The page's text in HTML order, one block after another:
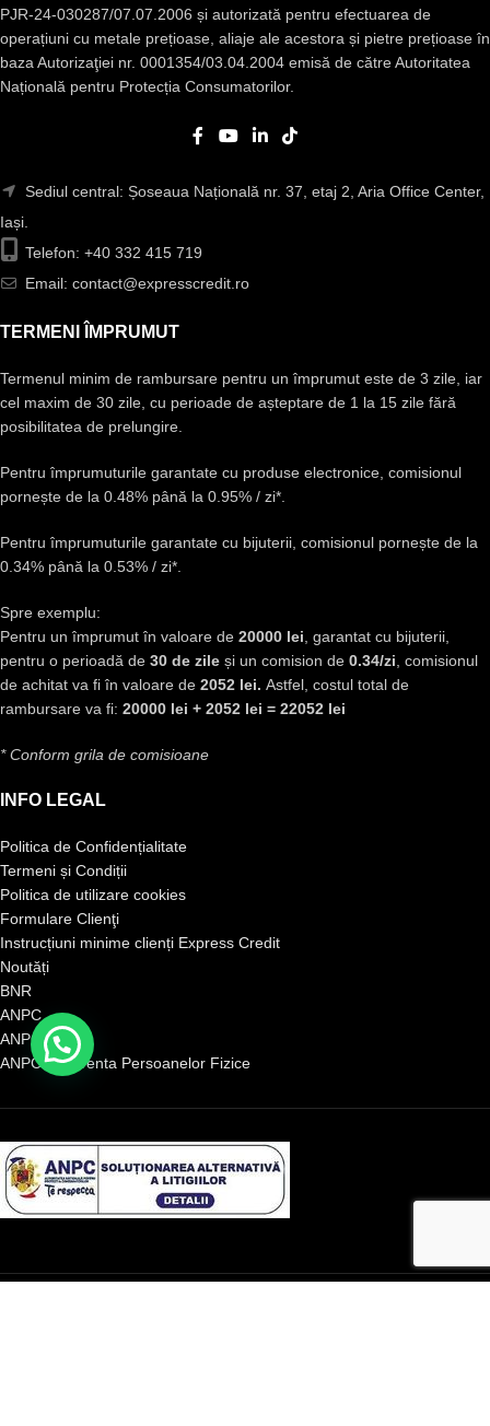
PJR-24-030287/07.07.2006 și autorizată pentru efectuarea de
operațiuni cu metale prețioase, aliaje ale acestora și pietre prețioase în
baza Autorizaţiei nr. 0001354/03.04.2004 emisă de către Autoritatea
Națională pentru Protecția Consumatorilor.
Sediul central: Șoseaua Națională nr. 37, etaj 2, Aria Office Center,
Iași.
Telefon: +40 332 415 719
Email: contact@expresscredit.ro
TERMENI ÎMPRUMUT
Termenul minim de rambursare pentru un împrumut este de 3 zile, iar
cel maxim de 30 zile, cu perioade de așteptare de 1 la 15 zile fără
posibilitatea de prelungire.
Pentru împrumuturile garantate cu produse electronice, comisionul
pornește de la 0.48% până la 0.95% / zi*.
Pentru împrumuturile garantate cu bijuterii, comisionul pornește de la
0.34% până la 0.53% / zi*.
Spre exemplu:
Pentru un împrumut în valoare de 20000 lei , garantat cu bijuterii,
pentru o perioadă de 30 de zile și un comision de 0.34/zi , comisionul
de achitat va fi în valoare de 2052 lei. Astfel, costul total de
rambursare va fi: 20000 lei + 2052 lei = 22052 lei
* Conform grila de comisioane
INFO LEGAL
Politica de Confidențialitate
Termeni și Condiții
Politica de utilizare cookies
Formulare Clienţi
Instrucțiuni minime clienți Express Credit
Noutăți
BNR
ANPC
ANPC SAL
ANPC Insolventa Persoanelor Fizice